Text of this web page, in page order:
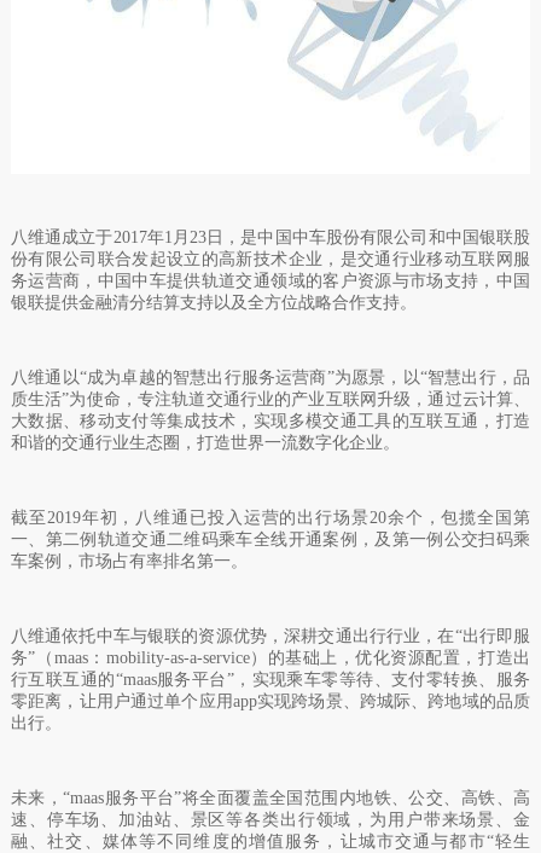
八维通成立于2017年1 月23 日，是中国中车股份有限公司和中国银联股
份有限公司联合发起设立的高新技术企业，是交通行业移动互联网服
务运营商，中国中车提供轨道交通领域的客户资源与市场支持，中国
银联提供金融清分结算支持以及全方位战略合作支持。
八维通以“成为卓越的智慧出行服务运营商”为愿景，以“智慧出行，品
质生活”为使命，专注轨道交通行业的产业互联网升级，通过云计算、
大数据、移动支付等集成技术，实现多模交通工具的互联互通，打造
和谐的交通行业生态圈，打造世界一流数字化企业。
截至 2019年初，八维通已投入运营的出行场景20余个，包揽全国第
一、第二例轨道交通二维码乘车全线开通案例，及第一例公交扫码乘
车案例，市场占有率排名第一。
八维通依托中车与银联的资源优势，深耕交通出行行业，在“出行即服
务”（ maas： mobility-as-a-service）的基础上，优化资源配置，打造出
行互联互通的“maas服务平台”，实现乘车零等待、支付零转换、服务
零距离，让用户通过单个应用app实现跨场景、跨城际、跨地域的品质
出行。
未来，“maas服务平台”将全面覆盖全国范围内地铁、公交、高铁、高
速、停车场、加油站、景区等各类出行领域，为用户带来场景、金
融、社交、媒体等不同维度的增值服务，让城市交通与都市“轻生